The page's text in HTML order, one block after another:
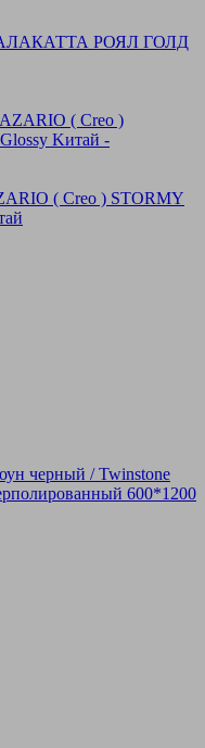
РОЯЛ ГОЛД
( Creo ) STORMY
черный / Twinstone
600*1200